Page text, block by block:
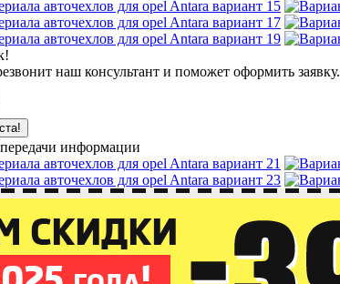
наш консультант и поможет оформить заявку.
информации